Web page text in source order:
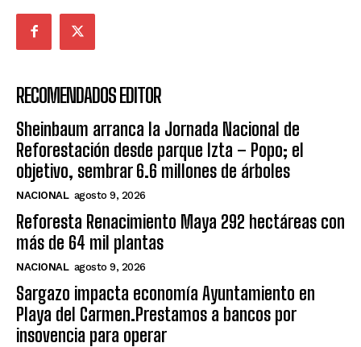
RECOMENDADOS EDITOR
Sheinbaum arranca la Jornada Nacional de
Reforestación desde parque Izta – Popo; el
objetivo, sembrar 6.6 millones de árboles
NACIONAL agosto 9, 2026
Reforesta Renacimiento Maya 292 hectáreas con
más de 64 mil plantas
NACIONAL agosto 9, 2026
Sargazo impacta economía Ayuntamiento en
Playa del Carmen.Prestamos a bancos por
insovencia para operar